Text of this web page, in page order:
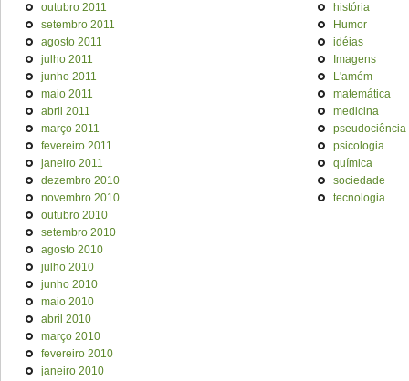
outubro 2011
setembro 2011
agosto 2011
julho 2011
junho 2011
maio 2011
abril 2011
março 2011
fevereiro 2011
janeiro 2011
dezembro 2010
novembro 2010
outubro 2010
setembro 2010
agosto 2010
julho 2010
junho 2010
maio 2010
abril 2010
março 2010
fevereiro 2010
janeiro 2010
história
Humor
idéias
Imagens
L'amém
matemática
medicina
pseudociência
psicologia
química
sociedade
tecnologia